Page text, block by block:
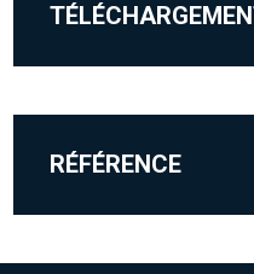
RÉFÉRENCE